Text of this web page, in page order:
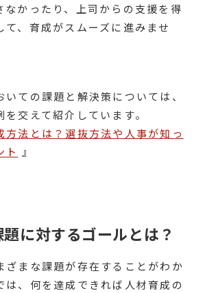
なかったり、上司からの支援を得
て、育成がスムーズに進みませ
ての課題と解決策については、
交えて紹介しています。
方法とは？選抜方法や人事が知っ
ト
』
に対するゴールとは？
ざまな課題が存在することがわか
は、何を達成できれば人材育成の